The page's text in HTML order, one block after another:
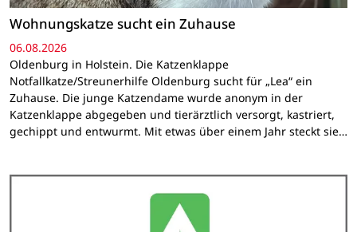
Wohnungskatze sucht ein Zuhause
06.08.2026
Oldenburg in Holstein. Die Katzenklappe
Notfallkatze/Streunerhilfe Oldenburg sucht für „Lea“ ein
Zuhause. Die junge Katzendame wurde anonym in der
Katzenklappe abgegeben und tierärztlich versorgt, kastriert,
gechippt und entwurmt. Mit etwas über einem Jahr steckt sie…